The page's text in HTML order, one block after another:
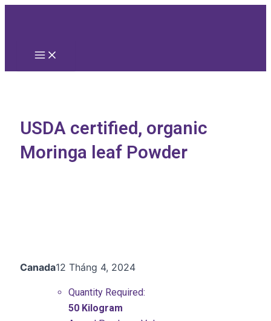
Nhảy Main
USDA certified, organic
Moringa leaf Powder
Canada12 Tháng 4, 2024
Quantity Required:
50 Kilogram